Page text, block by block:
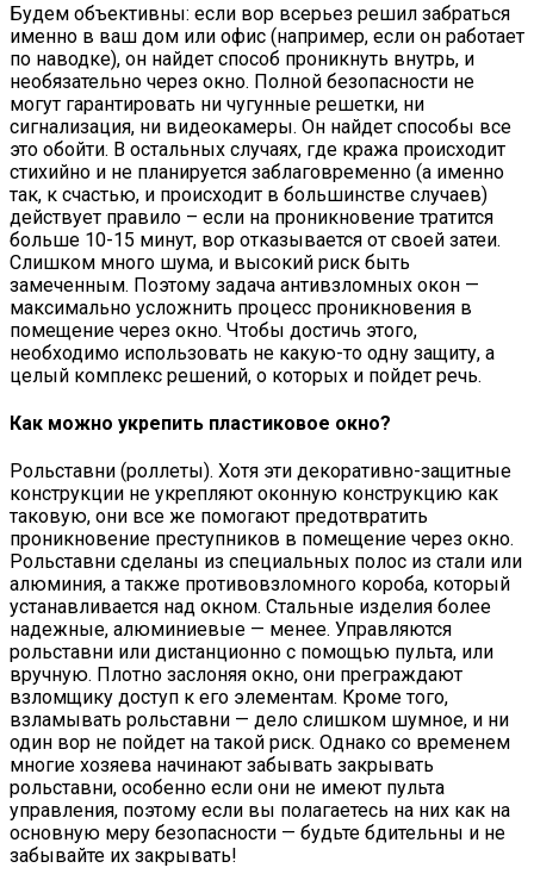
Будем объективны: если вор всерьез решил забраться
именно в ваш дом или офис (например, если он работает
по наводке), он найдет способ проникнуть внутрь, и
необязательно через окно. Полной безопасности не
могут гарантировать ни чугунные решетки, ни
сигнализация, ни видеокамеры. Он найдет способы все
это обойти. В остальных случаях, где кража происходит
стихийно и не планируется заблаговременно (а именно
так, к счастью, и происходит в большинстве случаев)
действует правило – если на проникновение тратится
больше 10-15 минут, вор отказывается от своей затеи.
Слишком много шума, и высокий риск быть
замеченным. Поэтому задача антивзломных окон —
максимально усложнить процесс проникновения в
помещение через окно. Чтобы достичь этого,
необходимо использовать не какую-то одну защиту, а
целый комплекс решений, о которых и пойдет речь.
Как можно укрепить пластиковое окно?
Рольставни (роллеты). Хотя эти декоративно-защитные
конструкции не укрепляют оконную конструкцию как
таковую, они все же помогают предотвратить
проникновение преступников в помещение через окно.
Рольставни сделаны из специальных полос из стали или
алюминия, а также противовзломного короба, который
устанавливается над окном. Стальные изделия более
надежные, алюминиевые — менее. Управляются
рольставни или дистанционно с помощью пульта, или
вручную. Плотно заслоняя окно, они преграждают
взломщику доступ к его элементам. Кроме того,
взламывать рольставни — дело слишком шумное, и ни
один вор не пойдет на такой риск. Однако со временем
многие хозяева начинают забывать закрывать
рольставни, особенно если они не имеют пульта
управления, поэтому если вы полагаетесь на них как на
основную меру безопасности — будьте бдительны и не
забывайте их закрывать!